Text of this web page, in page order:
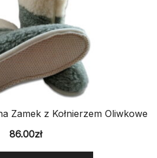
Zamek z Kołnierzem Oliwkowe
86.00zł